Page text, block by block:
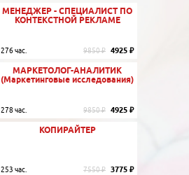
МЕНЕДЖЕР - СПЕЦИАЛИСТ ПО
КОНТЕКСТНОЙ РЕКЛАМЕ
276 час. 9850 ₽ 4925 ₽
МАРКЕТОЛОГ-АНАЛИТИК
(Маркетинговые исследования)
278 час. 9850 ₽ 4925 ₽
КОПИРАЙТЕР
253 час. 7550 ₽ 3775 ₽